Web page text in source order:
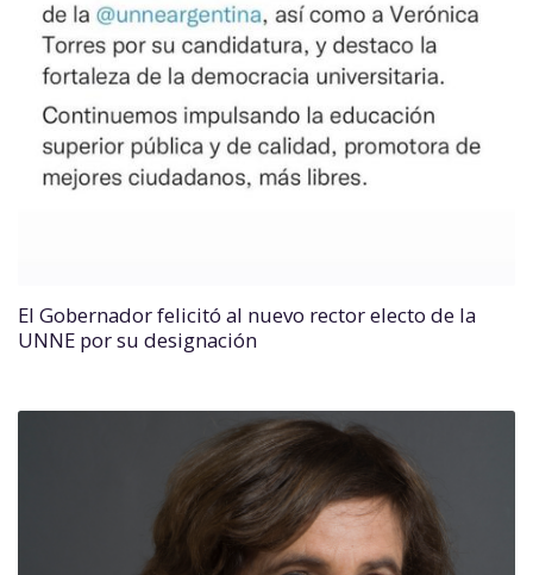
El Gobernador felicitó al nuevo rector electo de la
UNNE por su designación